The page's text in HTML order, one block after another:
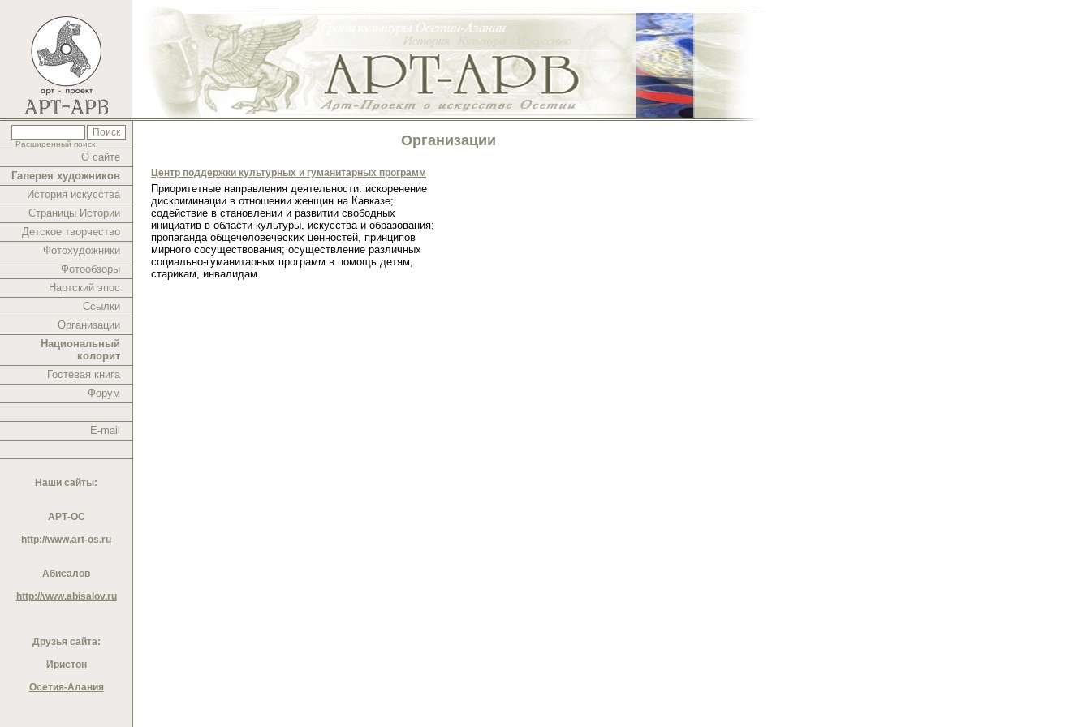
Расширенный поиск
О сайте
Галерея художников
История искусства
Страницы Истории
Детское творчество
Фотохудожники
Фотообзоры
Нартский эпос
Ссылки
Организации
Национальный
колорит
Гостевая книга
Форум
E-mail
Наши сайты:
АРТ-ОС
http://www.art-os.ru
Абисалов
http://www.abisalov.ru
Друзья сайта:
Иристон
Осетия-Алания
Организации
Центр поддержки культурных и гуманитарных программ
Приоритетные направления деятельности: искоренение
дискриминации в отношении женщин на Кавказе;
содействие в становлении и развитии свободных
инициатив в области культуры, искусства и образования;
пропаганда общечеловеческих ценностей, принципов
мирного сосуществования; осуществление различных
социально-гуманитарных программ в помощь детям,
старикам, инвалидам.